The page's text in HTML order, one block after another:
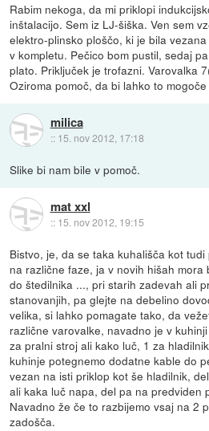
Rabim nekoga, da mi priklopi
inštalacijo. Sem iz LJ-šiška. Ven sem
elektro-plinsko ploščo, ki je bila
v kompletu. Pečico bom pustil, sedaj
plato. Priključek je trofazni. Varovalka
Oziroma pomoč, da bi lahko to
milica
:: 15. nov 2012, 17:18
Slike bi nam bile v pomoč.
mat xxl
:: 15. nov 2012, 19:15
Bistvo, je, da se taka kuhališča kot
na različne faze, ja v novih hišah
do štedilnika ..., pri starih zadevah ali
stanovanjih, pa glejte na debelino
velika, si lahko pomagate tako, da
različne varovalke, navadno je v
za pralni stroj ali kako luč, 1 za
kuhinje potegnemo dodatne kable do
vezan na isti priklop kot še hladilnik,
ali kaka luč napa, del pa na predviden
Navadno že če to razbijemo vsaj na 2
zadošča.